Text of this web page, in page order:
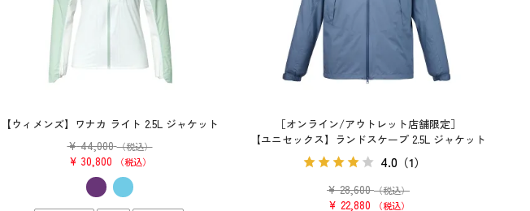
【ウィメンズ】ワナカ ライト 2.5L ジャケット
¥ 44,000 （税込）
¥ 30,800 税込
［オンライン/アウトレット店舗限定］
【ユニセックス】ランドスケープ 2.5L ジャケット
4.0 （1）
¥ 28,600 （税込）
¥ 22,880 税込